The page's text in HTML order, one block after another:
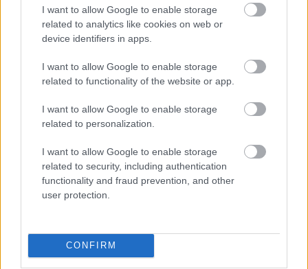
I want to allow Google to enable storage
related to analytics like cookies on web or
device identifiers in apps.
I want to allow Google to enable storage
related to functionality of the website or app.
I want to allow Google to enable storage
related to personalization.
I want to allow Google to enable storage
related to security, including authentication
functionality and fraud prevention, and other
user protection.
CONFIRM
EGY VÁLOGATOTT TÁRSASÁGRA”
A bejegyzés trackback címe:
https://kulturpart.hu/api/trackback/id/7868246
A hozzászólások avonatkozó jogszabályokértelmében felhasználói tartalomnak
minősülnek, értük aszolgáltatás technikai
Részletek a Felhasználási feltételekbenés azadatvédelmi tájékoztatóban